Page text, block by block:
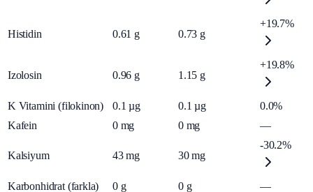
Histidin 0.61 g 0.73 g
+19.7%
Izolosin 0.96 g 1.15 g
+19.8%
K Vitamini (filokinon) 0.1 µg 0.1 µg
0.0%
Kafein
0 mg 0 mg —
Kalsiyum 43 mg 30 mg
-30.2%
Karbonhidrat (farkla) 0 g 0 g —